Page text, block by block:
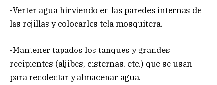
-Verter agua hirviendo en las paredes internas de
las rejillas y colocarles tela mosquitera.
-Mantener tapados los tanques y grandes
recipientes (aljibes, cisternas, etc.) que se usan
para recolectar y almacenar agua.